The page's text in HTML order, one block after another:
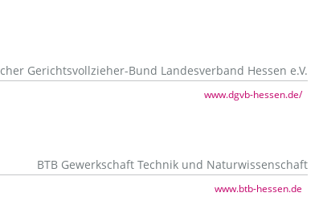
Gerichtsvollzieher-Bund Landesverband Hessen e.V.
www.dgvb-hessen.de/
BTB Gewerkschaft Technik und Naturwissenschaft
www.btb-hessen.de